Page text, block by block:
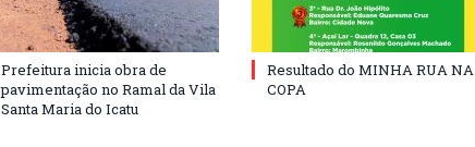
Prefeitura inicia obra de
pavimentação no Ramal da Vila
Santa Maria do Icatu
Resultado do MINHA RUA NA
COPA